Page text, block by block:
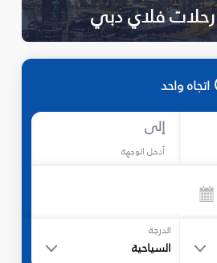
فلاي دبي
اتجاه واحد
إلى
أدخل الوجهة
الدرجة
السياحية